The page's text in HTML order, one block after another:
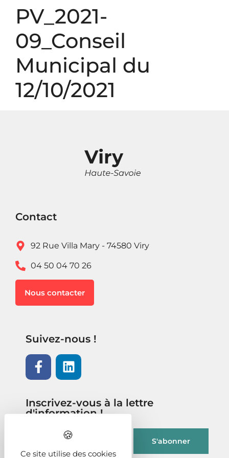
PV_2021-
09_Conseil
Municipal du
12/10/2021
Contact
92 Rue Villa Mary - 74580 Viry
04 50 04 70 26
Nous contacter
Suivez-nous !
Inscrivez-vous à la lettre
d'information !
Ce site utilise des cookies